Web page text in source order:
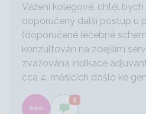
Vážení kolegové, chtěl
doporučený další postup u
(doporučené léčebné
konzultován na zdejším
zvažována indikace
cca 4. měsících došlo ke
1